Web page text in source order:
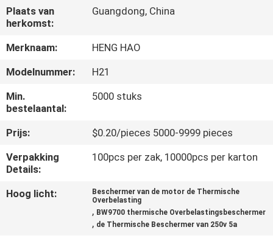
OVER
ONS
FABRIEKSREIS
KWALITEITSCONTROLE
CONTACTEER
ONS
Plaats van
herkomst:
Guangdong, China
Merknaam:
HENG HAO
Modelnummer:
H21
Min.
bestelaantal:
5000 stuks
Prijs:
$0.20/pieces 5000-9999 pieces
Verpakking
Details:
100pcs per zak, 10000pcs per karton
Hoog licht:
Beschermer van de motor de Thermische
Overbelasting
, BW9700 thermische Overbelastingsbeschermer
, de Thermische Beschermer van 250v 5a